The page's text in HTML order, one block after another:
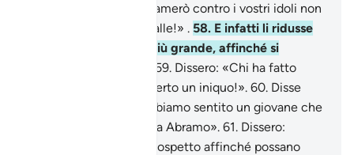
[giuro] per Allah che tramerò contro i vostri idoli non
appena volterete le spalle!» . 58. E infatti li ridusse
in briciole, eccetto il più grande, affinché si
59. Dissero: «Chi ha fatto
questo ai nostri dèi è certo un iniquo!». 60. Disse
[qualcuno di loro]: «Abbiamo sentito un giovane che
li disprezzava: si chiama Abramo». 61. Dissero:
«Conducetelo al loro cospetto affinché possano